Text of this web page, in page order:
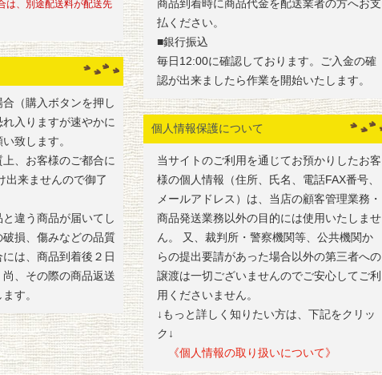
は、別途配送料が配送先
（購入ボタンを押し
入りますが速やかに
致します。
、お客様のご都合に
出来ませんので御了
違う商品が届いてし
破損、傷みなどの品質
には、商品到着後２日
、その際の商品返送
す。
商品到着時に商品代金を配送業者の方へお支
払ください。
■銀行振込
毎日12:00に確認しております。ご入金の確
認が出来ましたら作業を開始いたします。
個人情報保護について
当サイトのご利用を通じてお預かりしたお客
様の個人情報（住所、氏名、電話FAX番号、
メールアドレス）は、当店の顧客管理業務・
商品発送業務以外の目的には使用いたしませ
ん。 又、裁判所・警察機関等、公共機関か
らの提出要請があった場合以外の第三者への
譲渡は一切ございませんのでご安心してご利
用くださいません。
↓もっと詳しく知りたい方は、下記をクリッ
ク↓
《個人情報の取り扱いについて》